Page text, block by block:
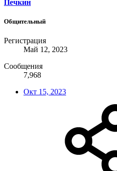
Печкин
Общительный
Регистрация
Май 12, 2023
Сообщения
7,968
Окт 15, 2023